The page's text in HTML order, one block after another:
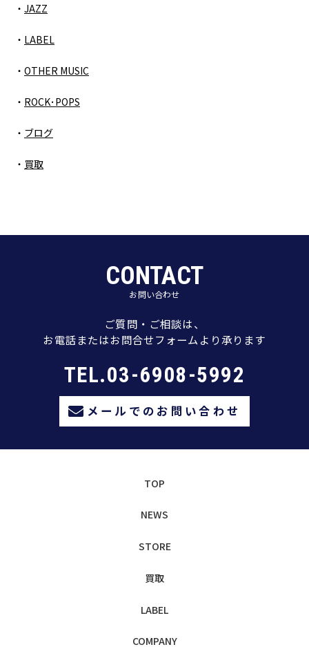
JAZZ
LABEL
OTHER MUSIC
ROCK･POPS
ブログ
買取
CONTACT
お問い合わせ
ご質問・ご相談は、
お電話またはお問合せフォームより承ります
TEL.03-6908-5992
メールでのお問い合わせ
TOP
NEWS
STORE
買取
LABEL
COMPANY